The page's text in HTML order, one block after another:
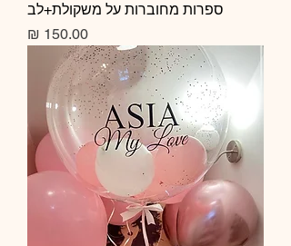
ספרות מחוברות על משקולת+לב
מחיר